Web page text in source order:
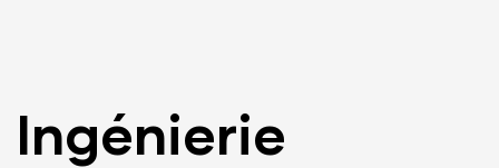
Ingénierie